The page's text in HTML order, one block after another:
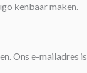
kenbaar maken.
Ons e-mailadres is